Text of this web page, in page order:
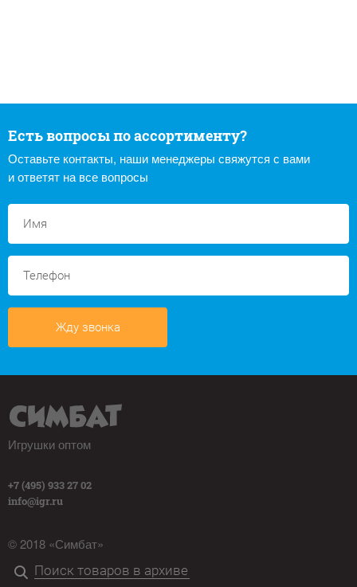
Есть вопросы по ассортименту?
Оставьте контакты, наши менеджеры свяжутся с вами
и ответят на все вопросы
Жду звонка
Игрушки оптом
+7 (495) 933 27 02
info@igr.ru
© 2018 «Симбат»